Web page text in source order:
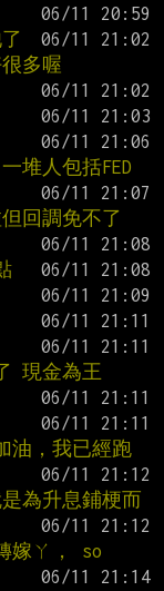
多喔
堆人包括FED
回調免不了
現金為王
油，我已經跑
為升息鋪梗而
嫁ㄚ， so